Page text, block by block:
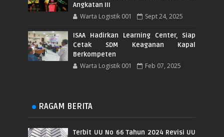
Angkatan III
Warta Logistik 001 Sept 24, 2025
ISAA Hadirkan Learning Center, Siap
Cetak SDM Keaganan Kapal
Berkompeten
Warta Logistik 001 Feb 07, 2025
RAGAM BERITA
Terbit UU No 66 Tahun 2024 Revisi UU